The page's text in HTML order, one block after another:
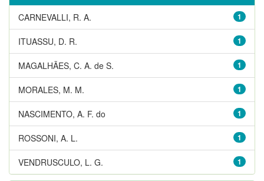
1
CARNEVALLI, R. A.
1
ITUASSU, D. R.
1
MAGALHÃES, C. A. de S.
1
MORALES, M. M.
1
NASCIMENTO, A. F. do
1
ROSSONI, A. L.
1
VENDRUSCULO, L. G.